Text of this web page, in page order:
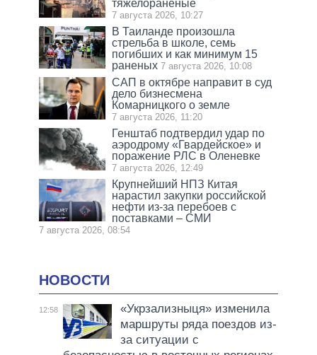
тяжелораненые
7 августа 2026, 10:27
В Таиланде произошла
стрельба в школе, семь
погибших и как минимум 15
раненых 7 августа 2026, 10:08
САП в октябре направит в суд
дело бизнесмена
Комарницкого о земле
7 августа 2026, 11:20
Генштаб подтвердил удар по
аэродрому «Гвардейское» и
поражение РЛС в Оленевке
7 августа 2026, 12:49
Крупнейший НПЗ Китая
нарастил закупки российской
нефти из-за перебоев с
поставками – СМИ
7 августа 2026, 08:54
НОВОСТИ
12:58
«Укрзализныця» изменила
маршруты ряда поездов из-
за ситуации с